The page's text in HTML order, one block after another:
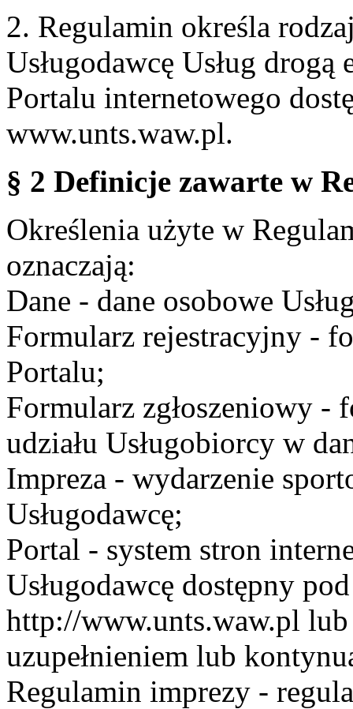
2. Regulamin określa
Usługodawcę Usług
Portalu internetowego
www.unts.waw.pl.
§ 2 Definicje zawarte w
Określenia użyte w
oznaczają:
Dane - dane osobowe
Formularz rejestracyjny -
Portalu;
Formularz zgłoszeniowy -
udziału Usługobiorcy w
Impreza - wydarzenie
Usługodawcę;
Portal - system stron
Usługodawcę dostępny
http://www.unts.waw.pl lub
uzupełnieniem lub
Regulamin imprezy -